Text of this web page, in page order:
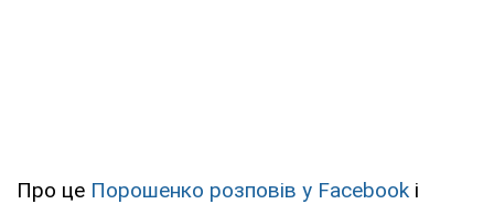
Про це Порошенко розповів у Facebook і